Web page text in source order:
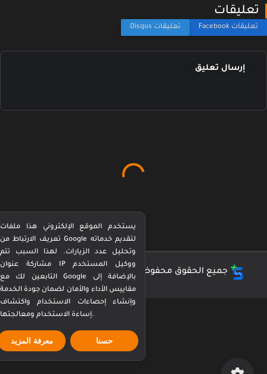
إرسال تعليق
جميع الحقوق محفوظة © كورة بيرفكت Perfect Kora
يستخدم الموقع الإلكتروني هذا ملفات
تعريف الارتباط من Google لتقديم خدماته
وتحليل عدد الزيارات. لهذا السبب تتم
مشاركة عنوان IP ووكيل المستخدم
التابعين لك مع Google بالإضافة إلى
مقاييس الأداء والأمان لضمان جودة الخدمة
وإنشاء إحصاءات الاستخدام واكتشاف
معرفة المزيد حسنا